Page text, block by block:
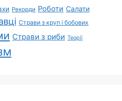
Рекорди Роботи Салати
Страви з круп і бобових
Страви з риби Теорії